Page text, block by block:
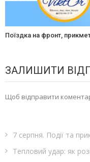
Поїздка на фронт,
ЗАЛИШИТИ
Щоб відправити
7 серпня. Події та
Тепловий удар: як